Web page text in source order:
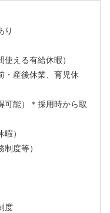
り
える有給休暇）
・産後休業、育児休
可能）＊採用時から取
）
度等）
度